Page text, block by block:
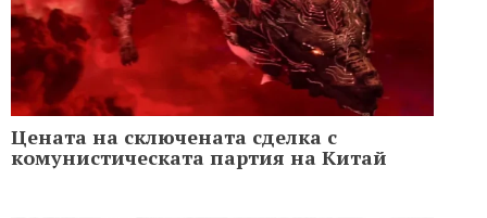
Цената на сключената сделка с
комунистическата партия на Китай